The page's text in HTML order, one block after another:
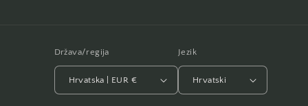
Država/regija
Hrvatska | EUR €
Jezik
Hrvatski